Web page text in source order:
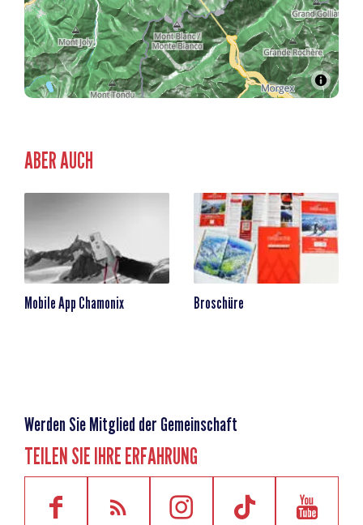
ABER AUCH
Mobile App Chamonix Broschüre
Werden Sie Mitglied der Gemeinschaft
TEILEN SIE IHRE ERFAHRUNG